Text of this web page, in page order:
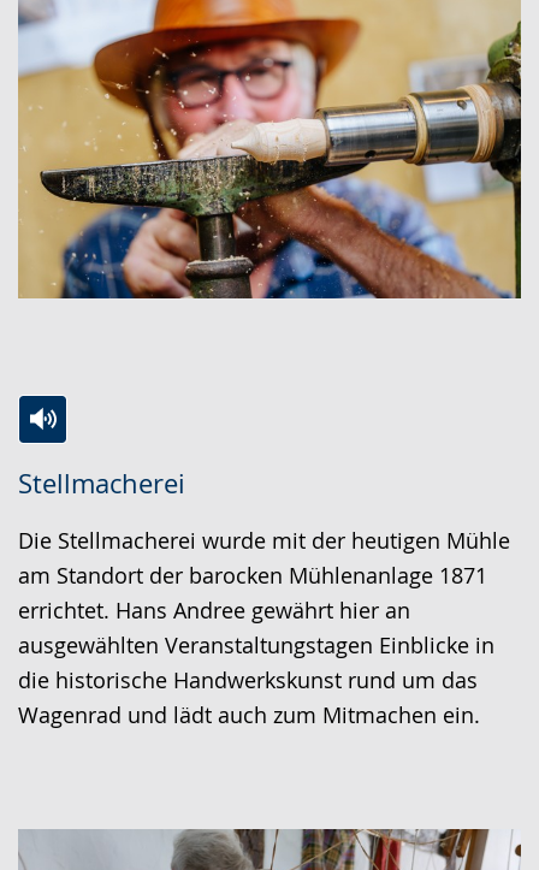
Stellmacherei
Leichten
Sprache
wechseln.
Audio-
Unterstützung.
Video
in
Deutscher
Gebärdensprache
angezeigt.
Die Stellmacherei wurde mit der heutigen Mühle
am Standort der barocken Mühlenanlage 1871
errichtet. Hans Andree gewährt hier an
ausgewählten Veranstaltungstagen Einblicke in
die historische Handwerkskunst rund um das
Wagenrad und lädt auch zum Mitmachen ein.